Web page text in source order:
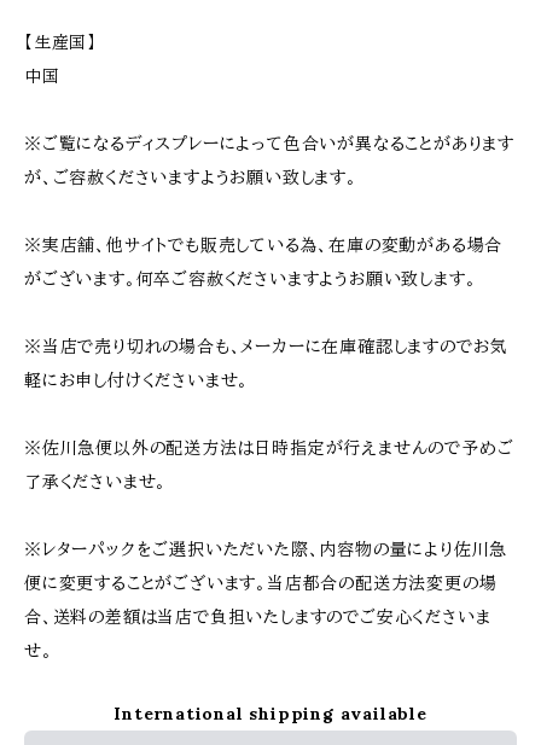
【生産国】
中国
※ご覧になるディスプレーによって色合いが異なることがあります
が、ご容赦くださいますようお願い致します。
※実店舗、他サイトでも販売している為、在庫の変動がある場合
がございます。何卒ご容赦くださいますようお願い致します。
※当店で売り切れの場合も、メーカーに在庫確認しますのでお気
軽にお申し付けくださいませ。
※佐川急便以外の配送方法は日時指定が行えませんので予めご
了承くださいませ。
※レターパックをご選択いただいた際、内容物の量により佐川急
便に変更することがございます。当店都合の配送方法変更の場
合、送料の差額は当店で負担いたしますのでご安心くださいま
せ。
International shipping available